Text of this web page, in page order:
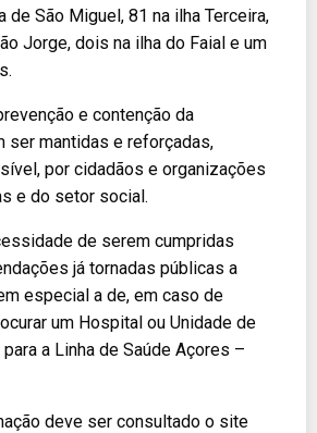
de São Miguel, 81 na ilha Terceira,
Jorge, dois na ilha do Faial e um
e contenção da
ser mantidas e reforçadas,
por cidadãos e organizações
e do setor social.
de serem cumpridas
já tornadas públicas a
especial a de, em caso de
um Hospital ou Unidade de
a Linha de Saúde Açores –
deve ser consultado o site